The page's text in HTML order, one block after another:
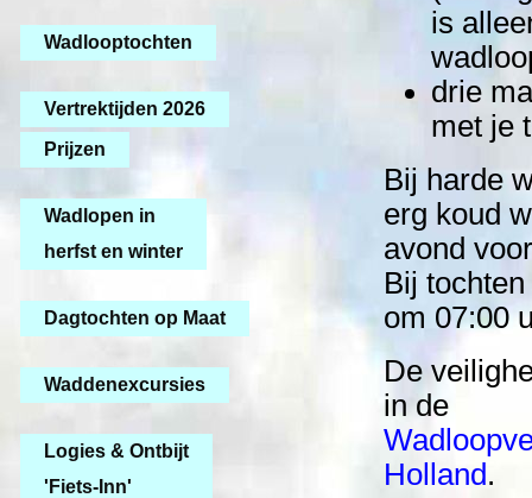
Wadlooptochten
Vertrektijden 2026
Prijzen
Wadlopen in
herfst en winter
Dagtochten op Maat
Waddenexcursies
Logies & Ontbijt
'Fiets-Inn'
is
drie
met je
Bij harde
erg koud
avond
Bij
om 07:00
De
in de
Holland.